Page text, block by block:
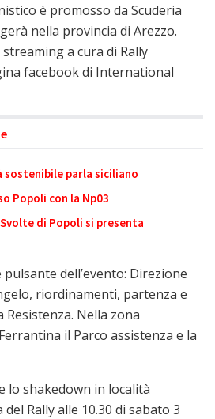
è promosso da Scuderia
nella provincia di Arezzo.
a cura di Rally
facebook di International
parla siciliano
Popoli con la Np03
di Popoli si presenta
dell’evento: Direzione
riordinamenti, partenza e
Resistenza. Nella zona
il Parco assistenza e la
lo shakedown in località
Rally alle 10.30 di sabato 3